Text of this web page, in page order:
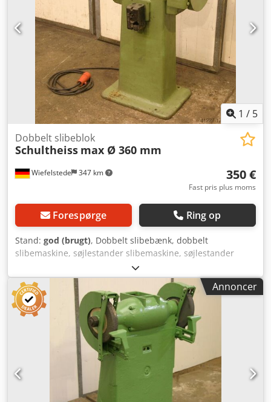
1 / 5
Wiefelstede 347 km
Dobbelt slibeblok
Schultheiss max Ø 360 mm
350 €
Fast pris plus moms
Forespørge Ring op
Stand: god (brugt), Dobbelt slibebænk, dobbelt
slibemaskine, søjlestander slibemaskine, søjlestander
slibebænk -Slibeskiver: maks. Ø 360 mm x 40 mm -
Driftsspænding: 380 Volt -Dimensioner: 760/450/H1080 mm
-Vægt: 200 kg Dedpeb A I R Dsfx Algock
Annoncer